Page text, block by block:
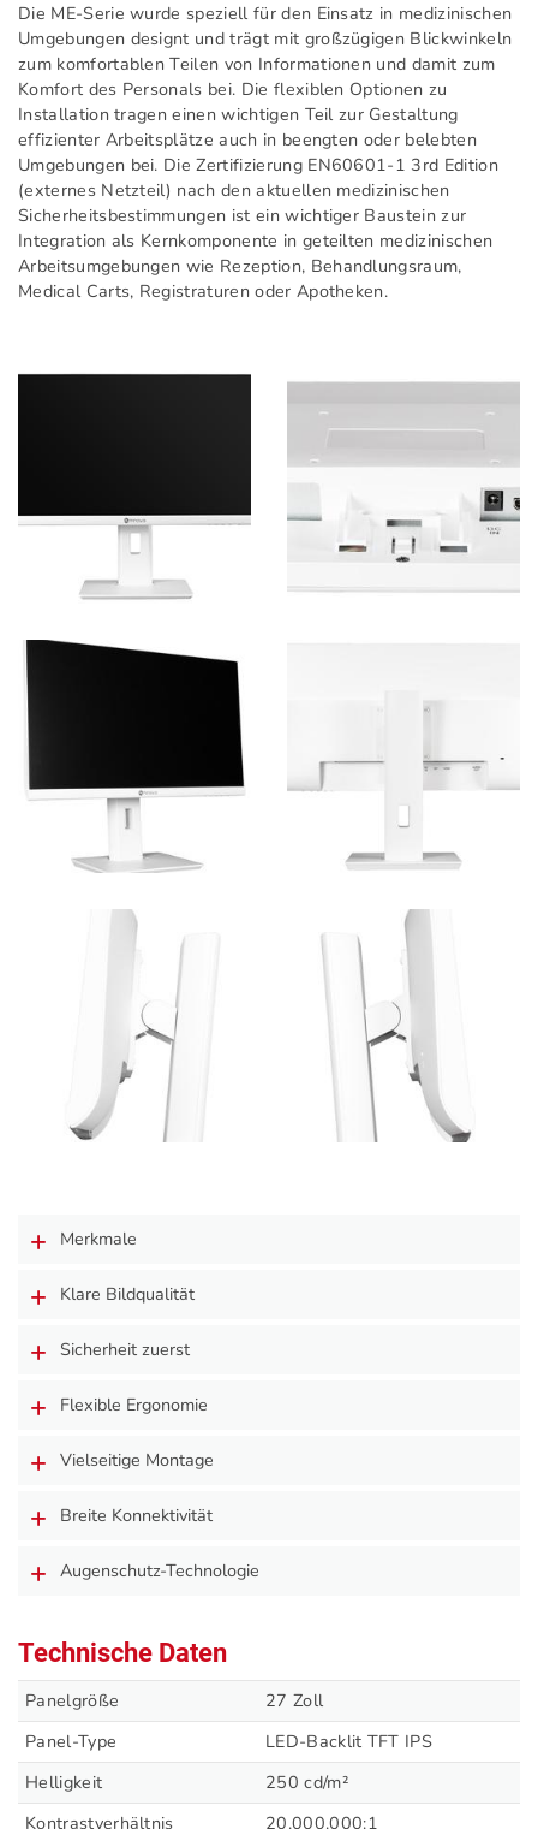
Die ME-Serie wurde speziell für den Einsatz in medizinischen
Umgebungen designt und trägt mit großzügigen Blickwinkeln
zum komfortablen Teilen von Informationen und damit zum
Komfort des Personals bei. Die flexiblen Optionen zu
Installation tragen einen wichtigen Teil zur Gestaltung
effizienter Arbeitsplätze auch in beengten oder belebten
Umgebungen bei. Die Zertifizierung EN60601-1 3rd Edition
(externes Netzteil) nach den aktuellen medizinischen
Sicherheitsbestimmungen ist ein wichtiger Baustein zur
Integration als Kernkomponente in geteilten medizinischen
Arbeitsumgebungen wie Rezeption, Behandlungsraum,
Medical Carts, Registraturen oder Apotheken.
Merkmale
Klare Bildqualität
Sicherheit zuerst
Flexible Ergonomie
Vielseitige Montage
Breite Konnektivität
Augenschutz-Technologie
Technische Daten
Panelgröße
27 Zoll
Panel-Type
LED-Backlit TFT IPS
Helligkeit
250 cd/m²
Kontrastverhältnis
20.000.000:1